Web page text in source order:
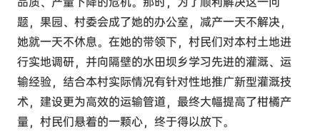
题，果园、村委会成了她的办公室，减产一天不解决，
她就一天不休息。在她的带领下，村民们对本村土地进
行实地调研，并向隔壁的水田坝乡学习先进的灌溉、运
输经验，结合本村实际情况有针对性地推广新型灌溉技
术，建设更为高效的运输管道，最终大幅提高了柑橘产
量，村民们悬着的一颗心，终于得以放下。